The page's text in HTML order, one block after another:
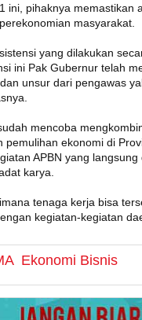
ini, pihaknya memastikan
masyarakat.
yang dilakukan
ini Pak Gubernur telah
unsur dari pengawas
mencoba
pemulihan ekonomi di
APBN yang
karya.
tenaga kerja bisa
kegiatan-kegiatan
Ekonomi Bisnis